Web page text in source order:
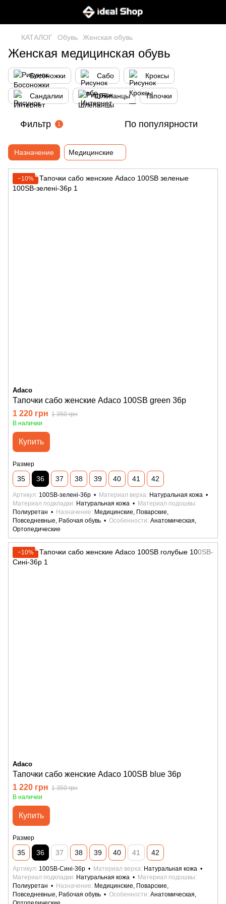
КАТАЛОГ Обувь Женская обувь
Женская медицинская обувь
Босоножки Сабо Кроксы
Сандалии Шлепанцы Тапочки
Фильтр 1 По популярности
Назначение Медицинские
−10%
Adaco
Тапочки сабо женские Adaco 100SB green 36р
1 220 грн 1 350 грн
В наличии
Купить
Размер
35 36 37 38 39 40 41 42
Артикул 100SB-зелені-36р Материал верха Натуральная кожа
Материал подкладки
Натуральная кожа
Материал подошвы
Полиуретан
Назначение
Медицинские, Поварские,
Повседневные, Рабочая обувь
Особенности Анатомическая,
Ортопедические
−10%
Adaco
Тапочки сабо женские Adaco 100SB blue 36р
1 220 грн 1 350 грн
В наличии
Купить
Размер
35 36 37 38 39 40 41 42
Артикул 100SB-Сині-36р Материал верха Натуральная кожа
Материал подкладки
Натуральная кожа
Материал подошвы
Полиуретан
Назначение
Медицинские, Поварские,
Повседневные, Рабочая обувь
Особенности Анатомическая,